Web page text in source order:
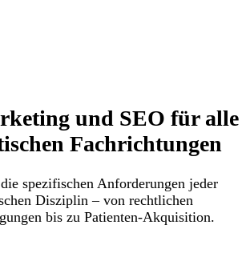
und SEO für alle
Fachrichtungen
spezifischen Anforderungen jeder
Disziplin – von rechtlichen
bis zu Patienten-Akquisition.